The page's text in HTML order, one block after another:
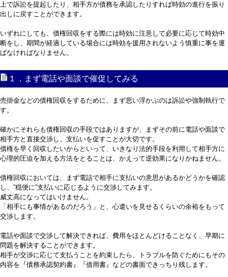
上で訴訟を提起したり、相手方が債務を承認したりすれば時効の進行を振り
出しに戻すことができます。
いずれにしても、債権回収をする際には時効に注意して必要に応じて時効中
断をし、期間が経過している場合には時効を援用されないよう慎重に事を運
ばなければなりません。
１．まず電話や面談で催促してみる
売掛金などの債権回収をするために、まず思い浮かぶのは訴訟や強制執行で
す。
確かにそれらも債権回収の手段ではありますが、まずその前に電話や面談で
相手方と直接交渉し、支払いを促すことが大切です。
債権を早く回収したいからといって、いきなり法的手段を利用して相手方に
心理的圧迫を加える方法をとることは、かえって逆効果になりかねません。
債権回収においては、まず電話で相手に支払いの意思があるかどうかを確認
し、”穏便に”支払いに応じるように交渉してみます。
威丈高になってはいけません。
「相手にも事情があるのだろう」と、心遣いを見せるくらいの余裕をもって
交渉します。
電話や面談で交渉して解決できれば、費用をほとんどけることなく、早期に
問題を解決することができます。
相手が交渉に応じて支払うことを約束したら、トラブルを防ぐためにもその
内容を『債務承認契約書』『借用書』などの書面できっちり残します。